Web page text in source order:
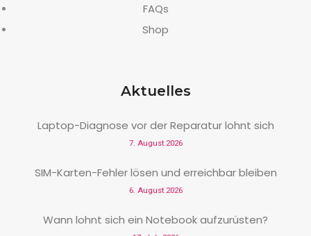
FAQs
Shop
Aktuelles
Laptop-Diagnose vor der Reparatur lohnt sich
7. August 2026
SIM-Karten-Fehler lösen und erreichbar bleiben
6. August 2026
Wann lohnt sich ein Notebook aufzurüsten?